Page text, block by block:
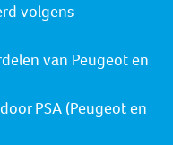
volgens
van Peugeot en
PSA (Peugeot en